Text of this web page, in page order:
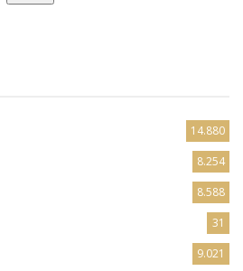
14.880
8.254
8.588
31
9.021